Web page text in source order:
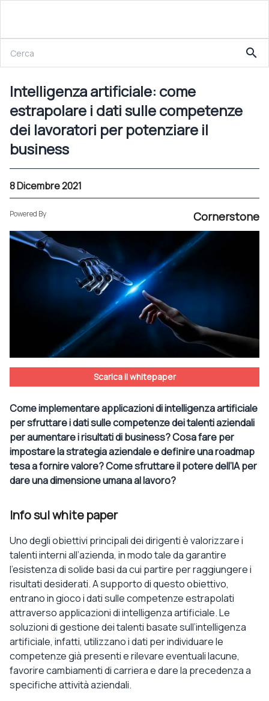
Intelligenza artificiale: come estrapolare i dati sulle competenze dei lavoratori per potenziare il business
search
Intelligenza artificiale: come
estrapolare i dati sulle competenze
dei lavoratori per potenziare il
business
8 Dicembre 2021
Powered By Cornerstone
Scarica il whitepaper
Come implementare applicazioni di intelligenza artificiale
per sfruttare i dati sulle competenze dei talenti aziendali
per aumentare i risultati di business? Cosa fare per
impostare la strategia aziendale e definire una roadmap
tesa a fornire valore? Come sfruttare il potere dell’IA per
dare una dimensione umana al lavoro?
Info sul white paper
Uno degli obiettivi principali dei dirigenti è valorizzare i
talenti interni all’azienda, in modo tale da garantire
l’esistenza di solide basi da cui partire per raggiungere i
risultati desiderati. A supporto di questo obiettivo,
entrano in gioco i dati sulle competenze estrapolati
attraverso applicazioni di intelligenza artificiale. Le
soluzioni di gestione dei talenti basate sull’intelligenza
artificiale, infatti, utilizzano i dati per individuare le
competenze già presenti e rilevare eventuali lacune,
favorire cambiamenti di carriera e dare la precedenza a
specifiche attività aziendali.